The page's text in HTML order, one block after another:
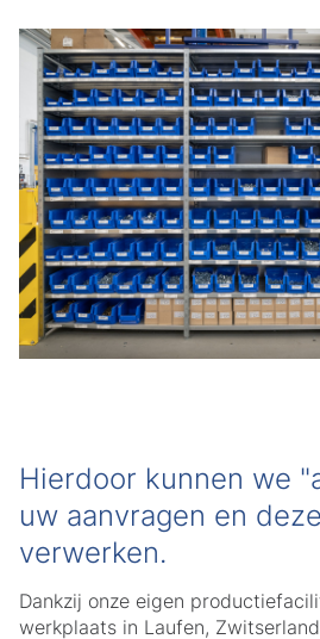
Hierdoor kunnen we
uw aanvragen en
verwerken.
Dankzij onze eigen
werkplaats in Laufen,